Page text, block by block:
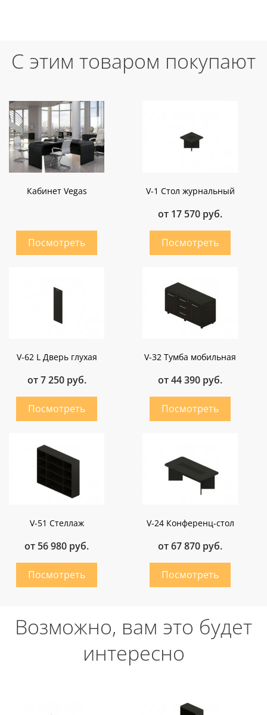
С этим товаром покупают
Кабинет Vegas V-1 Стол журнальный
от 17 570 руб.
V-62 L Дверь глухая
от 7 250 руб.
V-32 Тумба мобильная
от 44 390 руб.
V-51 Стеллаж
от 56 980 руб.
V-24 Конференц-стол
от 67 870 руб.
Возможно, вам это будет
интересно